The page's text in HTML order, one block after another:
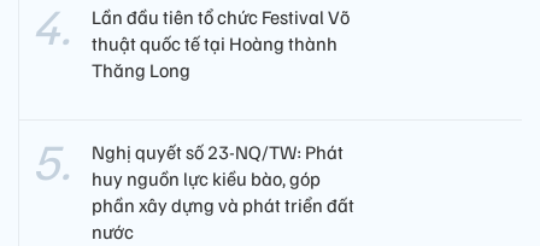
Lần đầu tiên tổ chức Festival Võ
thuật quốc tế tại Hoàng thành
Thăng Long
Nghị quyết số 23-NQ/TW: Phát
huy nguồn lực kiều bào, góp
phần xây dựng và phát triển đất
nước